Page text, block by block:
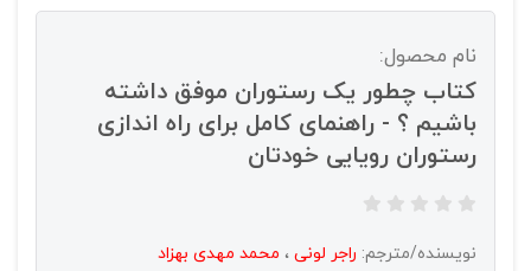
نام محصول:
کتاب چطور یک رستوران موفق داشته
باشیم ؟ - راهنمای کامل برای راه اندازی
رستوران رویایی خودتان
نویسنده/مترجم: راجر لونی ، محمد مهدی بهزاد